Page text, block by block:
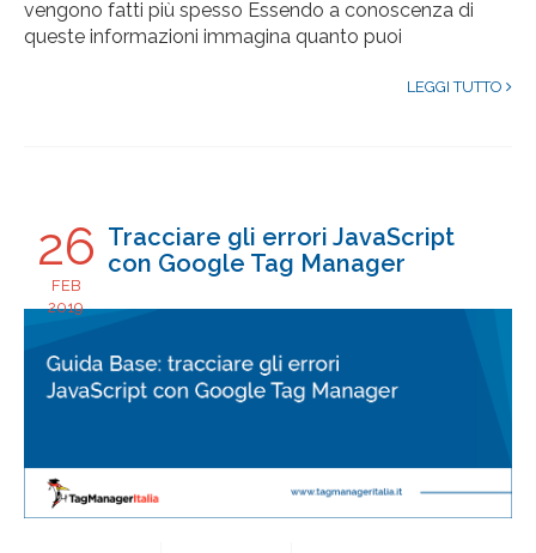
vengono fatti più spesso Essendo a conoscenza di
queste informazioni immagina quanto puoi
LEGGI TUTTO
26
FEB
2019
Tracciare gli errori JavaScript
con Google Tag Manager